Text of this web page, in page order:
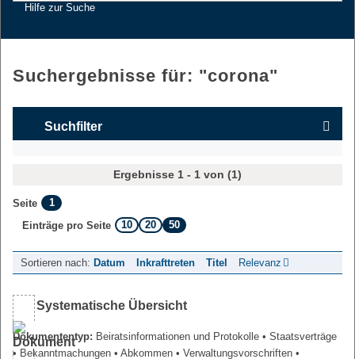
Hilfe zur Suche
Suchergebnisse für: "corona"
Suchfilter
Ergebnisse 1 - 1 von (1)
Seite
1
Einträge pro Seite
10 20 50
Sortieren nach: Datum Inkrafttreten Titel Relevanz
Systematische Übersicht
Dokumententyp: Beiratsinformationen und Protokolle • Staatsverträge
• Bekanntmachungen • Abkommen • Verwaltungsvorschriften •